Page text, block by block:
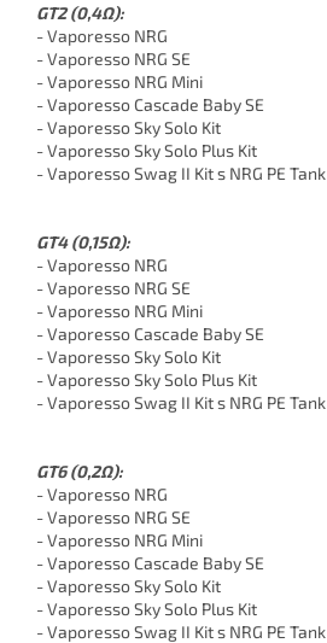
GT2 (0,4Ω):
- Vaporesso NRG
- Vaporesso NRG SE
- Vaporesso NRG Mini
- Vaporesso Cascade Baby SE
- Vaporesso Sky Solo Kit
- Vaporesso Sky Solo Plus Kit
- Vaporesso Swag II Kit s NRG PE Tank
GT4 (0,15Ω):
- Vaporesso NRG
- Vaporesso NRG SE
- Vaporesso NRG Mini
- Vaporesso Cascade Baby SE
- Vaporesso Sky Solo Kit
- Vaporesso Sky Solo Plus Kit
- Vaporesso Swag II Kit s NRG PE Tank
GT6 (0,2Ω):
- Vaporesso NRG
- Vaporesso NRG SE
- Vaporesso NRG Mini
- Vaporesso Cascade Baby SE
- Vaporesso Sky Solo Kit
- Vaporesso Sky Solo Plus Kit
- Vaporesso Swag II Kit s NRG PE Tank